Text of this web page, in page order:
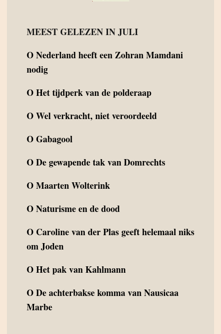
MEEST GELEZEN IN JULI
ONederland heeft een Zohran Mamdani
nodig
OHet tijdperk van de polderaap
OWel verkracht, niet veroordeeld
OGabagool
ODe gewapende tak van Domrechts
OMaarten Wolterink
ONaturisme en de dood
O Caroline van der Plas geeft helemaal niks
om Joden
OHet pak van Kahlmann
ODe achterbakse komma van Nausicaa
Marbe